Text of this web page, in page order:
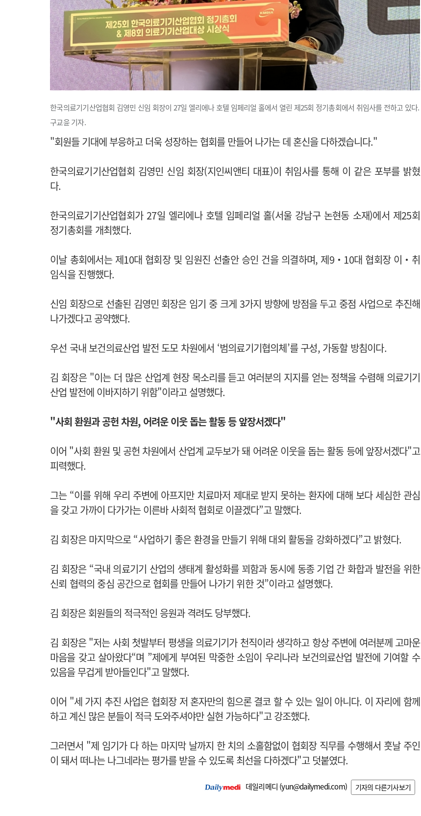
한국의료기기산업협회 김영민 신임 회장이 27일 엘리에나 호텔 임페리얼 홀에서 열린 제25회 정기총회에서 취임사를 전하고 있다.
구교윤 기자.
"회원들기대에 부응하고 더욱 성장하는 협회를 만들어 나가는 데 혼신을 다하겠습니다."
한국의료기기산업협회 김영민 신임 회장(지인씨앤티 대표)이 취임사를 통해 이 같은 포부를 밝혔
다.
한국의료기기산업협회가 27일 엘리에나 호텔 임페리얼 홀(서울 강남구 논현동 소재)에서 제25회
정기총회를 개최했다.
이날 총회에서는 제10대 협회장 및 임원진 선출안 승인 건을 의결하며, 제9‧10대 협회장 이‧취
임식을 진행했다.
신임 회장으로 선출된 김영민 회장은임기 중 크게 3가지 방향에 방점을 두고 중점 사업으로 추진해
나가겠다고 공약했다.
우선 국내 보건의료산업 발전 도모 차원에서 ‘범의료기기협의체’를 구성, 가동할 방침이다.
김 회장은 "이는 더 많은 산업계 현장 목소리를 듣고 여러분의 지지를 얻는 정책을 수렴해 의료기기
산업 발전에 이바지하기 위함"이라고 설명했다.
"사회 환원과 공헌 차원, 어려운 이웃돕는 활동 등 앞장서겠다"
이어 "사회 환원 및 공헌 차원에서 산업계 교두보가 돼 어려운 이웃을돕는 활동 등에 앞장서겠다"고
피력했다.
그는 “이를 위해 우리 주변에 아프지만 치료마저 제대로 받지 못하는 환자에 대해 보다 세심한 관심
을 갖고 가까이 다가가는 이른바 사회적 협회로 이끌겠다”고 말했다.
김 회장은 마지막으로 “사업하기 좋은 환경을 만들기 위해 대외 활동을 강화하겠다”고 밝혔다.
김 회장은 “국내 의료기기 산업의 생태계 활성화를 꾀함과 동시에 동종 기업 간 화합과 발전을 위한
신뢰 협력의 중심 공간으로 협회를 만들어 나가기 위한 것”이라고 설명했다.
김 회장은 회원들의 적극적인 응원과 격려도 당부했다.
김 회장은 "저는 사회 첫발부터 평생을 의료기기가 천직이라 생각하고 항상 주변에 여러분께 고마운
마음을 갖고 살아왔다“며 ”제에게 부여된 막중한 소임이 우리나라 보건의료산업 발전에 기여할 수
있음을 무겁게 받아들인다"고 말했다.
이어 "세 가지 추진 사업은 협회장 저 혼자만의 힘으론 결코 할 수 있는 일이 아니다. 이 자리에 함께
하고 계신 많은 분들이 적극 도와주셔야만 실현 가능하다"고 강조했다.
그러면서 "제 임기가 다 하는 마지막 날까지 한 치의 소홀함없이 협회장 직무를 수행해서 훗날 주인
이 돼서 떠나는 나그네라는 평가를 받을 수 있도록 최선을 다하겠다"고 덧붙였다.
데일리메디 (yun@dailymedi.com) 기자의 다른기사보기